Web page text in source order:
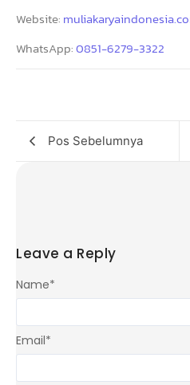
Website:
WhatsApp:0851-6279-3322
Pos Sebelumnya
Leave a Reply
Name*
Email*